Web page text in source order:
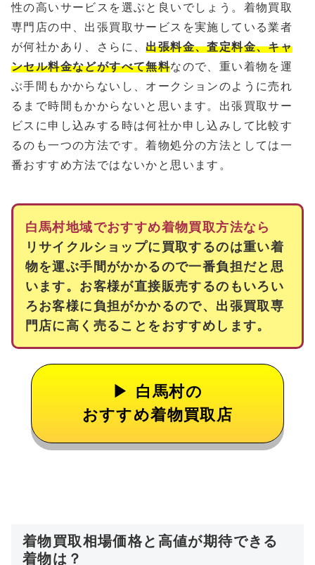
性の高いサービスを選ぶと良いでしょう。着物買取
専門店の中、出張買取サービスを実施している業者
が何社かあり、さらに、出張料金、査定料金、キャ
ンセル料金などがすべて無料なので、重い着物を運
ぶ手間もかからないし、オークションのように売れ
るまで時間もかからないと思います。出張買取サー
ビスに申し込みする時は何社か申し込みして比較す
るのも一つの方法です。着物処分の方法としては一
番おすすめ方法ではないかと思います。
白馬村地域でおすすめ着物買取方法なら
リサイクルショップに買取するのは重い着
物を運ぶ手間がかかるので一番負担だと思
います。お客様が直接販売するのもいろい
ろお客様に負担がかかるので、出張買取専
門店に高く売ることをおすすめします。
白馬村の
おすすめ着物買取店
着物買取相場価格と高値が期待できる
着物は？